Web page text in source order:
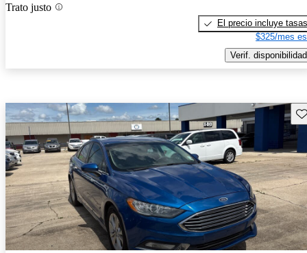
Trato justo
El precio incluye tasas
$325/mes
Verif. disponibilidad